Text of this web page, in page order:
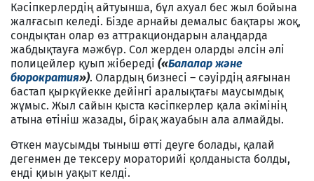
Кәсіпкерлердің айтуынша, бұл ахуал бес жыл бойына
жалғасып келеді. Бізде арнайы демалыс бақтары жоқ,
сондықтан олар өз аттракциондарын алаңдарда
жабдықтауға мәжбүр. Сол жерден оларды әлсін әлі
полицейлер қуып жібереді («Балалар және
бюрократия»). Олардың бизнесі – сәуірдің аяғынан
бастап қыркүйекке дейінгі аралықтағы маусымдық
жұмыс. Жыл сайын қыста кәсіпкерлер қала әкімінің
атына өтініш жазады, бірақ жауабын ала алмайды.
Өткен маусымды тыныш өтті деуге болады, қалай
дегенмен де тексеру мораторийі қолданыста болды,
енді қиын уақыт келді.